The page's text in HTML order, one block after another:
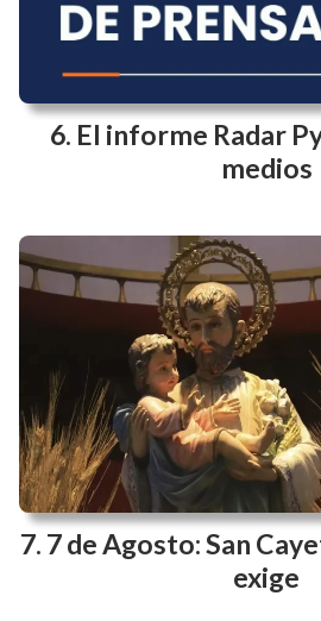
El informe Radar
medios
7 de Agosto: San
exige